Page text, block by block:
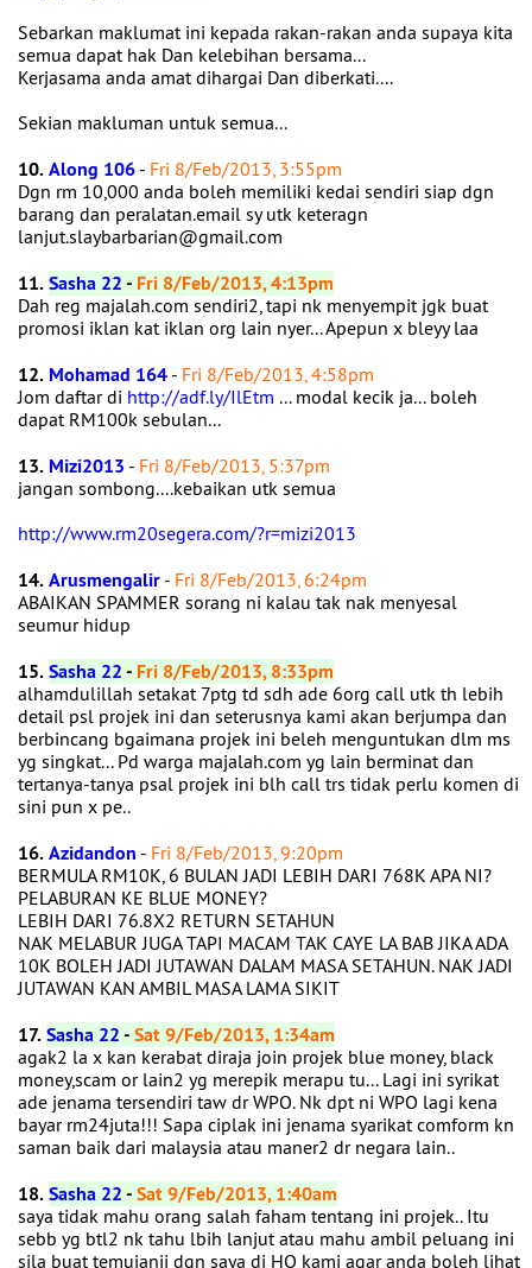
Sebarkan maklumat ini kepada rakan-rakan anda supaya kita
semua dapat hak Dan kelebihan bersama...
Kerjasama anda amat dihargai Dan diberkati....
Sekian makluman untuk semua...
10.Along 106 - Fri 8/Feb/2013, 3:55pm
Dgn rm 10,000 anda boleh memiliki kedai sendiri siap dgn
barang dan peralatan.email sy utk keteragn
lanjut.slaybarbarian@gmail.com
11.Sasha 22- Fri 8/Feb/2013, 4:13pm
Dah reg majalah.com sendiri2, tapi nk menyempit jgk buat
promosi iklan kat iklan org lain nyer... Apepun x bleyy laa
12. Mohamad 164 - Fri 8/Feb/2013, 4:58pm
Jom daftar di http://adf.ly/IlEtm ... modal kecik ja... boleh
dapat RM100k sebulan...
13. Mizi2013 - Fri 8/Feb/2013, 5:37pm
jangan sombong....kebaikan utk semua
http://www.rm20segera.com/?r=mizi2013
14.Arusmengalir - Fri 8/Feb/2013, 6:24pm
ABAIKAN SPAMMER sorang ni kalau tak nak menyesal
seumur hidup
15.Sasha 22- Fri 8/Feb/2013, 8:33pm
alhamdulillah setakat 7ptg td sdh ade 6org call utk th lebih
detail psl projek ini dan seterusnya kami akan berjumpa dan
berbincang bgaimana projek ini beleh menguntukan dlm ms
yg singkat... Pd warga majalah.com yg lain berminat dan
tertanya-tanya psal projek ini blh call trs tidak perlu komen di
sini pun x pe..
16.Azidandon - Fri 8/Feb/2013, 9:20pm
BERMULA RM10K, 6 BULAN JADI LEBIH DARI 768K APA NI?
PELABURAN KE BLUE MONEY?
LEBIH DARI 76.8X2 RETURN SETAHUN
NAK MELABUR JUGA TAPI MACAM TAK CAYE LA BAB JIKA ADA
10K BOLEH JADI JUTAWAN DALAM MASA SETAHUN. NAK JADI
JUTAWAN KAN AMBIL MASA LAMA SIKIT
17.Sasha 22-Sat 9/Feb/2013, 1:34am
agak2 la x kan kerabat diraja join projek blue money, black
money,scam or lain2 yg merepik merapu tu... Lagi ini syrikat
ade jenama tersendiri taw dr WPO. Nk dpt ni WPO lagi kena
bayar rm24juta!!! Sapa ciplak ini jenama syarikat comform kn
saman baik dari malaysia atau maner2 dr negara lain..
18.Sasha 22-Sat 9/Feb/2013, 1:40am
saya tidak mahu orang salah faham tentang ini projek.. Itu
sebb yg btl2 nk tahu lbih lanjut atau mahu ambil peluang ini
sila buat temujanji dgn saya di HQ kami agar anda boleh lihat